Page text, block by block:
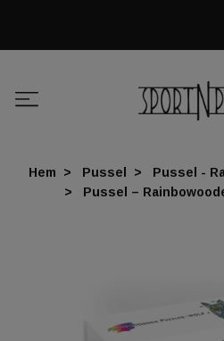
Hem Pussel
Pussel -
Pussel –